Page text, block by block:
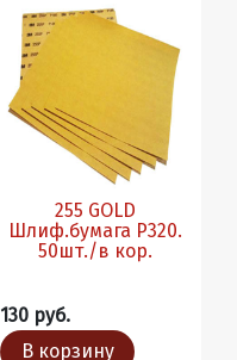
255 GOLD
Шлиф.бумага Р320.
50шт./в кор.
130 руб.
В корзину